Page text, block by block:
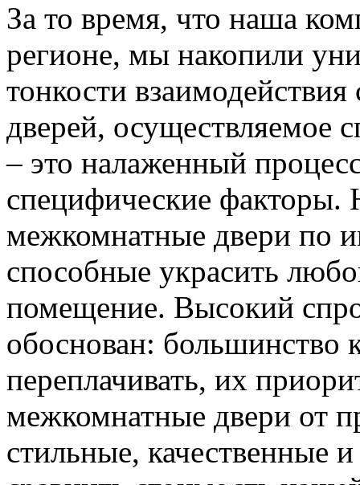
За то время, что наша
регионе, мы накопили
тонкости
дверей, осуществляемое
– это налаженный
специфические
межкомнатные двери по
способные украсить
помещение. Высокий
обоснован: большинство
переплачивать, их
межкомнатные двери от
стильные, качественные